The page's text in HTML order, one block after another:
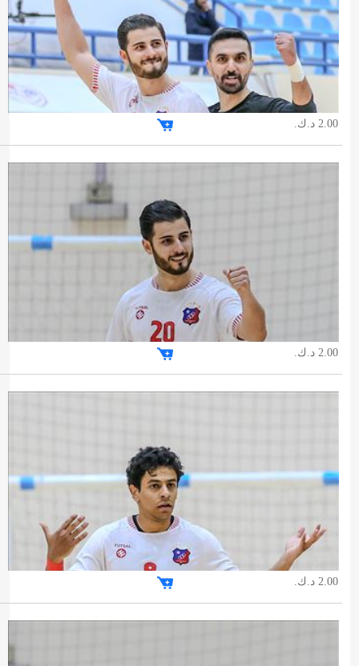
2.00 د.ك.
2.00 د.ك.
2.00 د.ك.